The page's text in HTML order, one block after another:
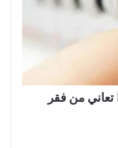
من فقر